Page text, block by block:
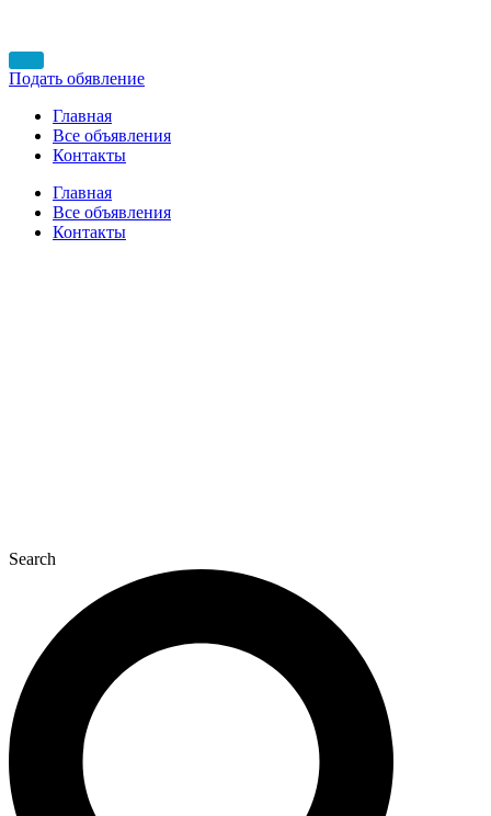
Подать обявление
Главная
Все объявления
Контакты
Главная
Все объявления
Контакты
Search